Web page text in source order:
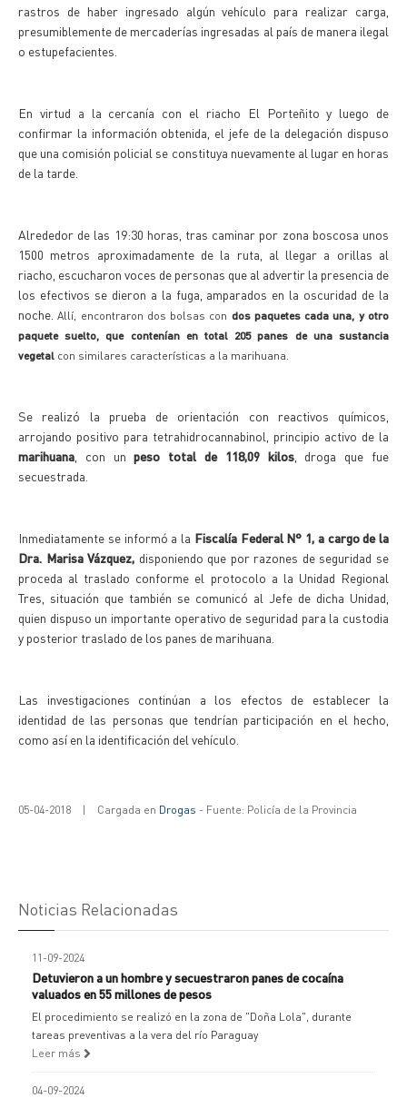
rastros de haber ingresado algún vehículo para realizar carga,
presumiblemente de mercaderías ingresadas al país de manera ilegal
o estupefacientes.
En virtud a la cercanía con el riacho El Porteñito y luego de
confirmar la información obtenida, el jefe de la delegación dispuso
que una comisión policial se constituya nuevamente al lugar en horas
de la tarde.
Alrededor de las 19:30 horas, tras caminar por zona boscosa unos
1500 metros aproximadamente de la ruta, al llegar a orillas al
riacho, escucharon voces de personas que al advertir la presencia de
los efectivos se dieron a la fuga, amparados en la oscuridad de la
noche.Allí, encontraron dos bolsas con dos paquetes cada una, y otro
paquete suelto, que contenían en total 205 panes de una sustancia
vegetal con similares características a la marihuana.
Se realizó la prueba de orientación con reactivos químicos,
arrojando positivo para tetrahidrocannabinol, principio activo de la
marihuana , con unpeso total de 118,09 kilos, droga que fue
secuestrada.
Inmediatamente se informó a la Fiscalía Federal N° 1, a cargo de la
Dra. Marisa Vázquez, disponiendo que por razones de seguridad se
proceda al traslado conforme el protocolo a la Unidad Regional
Tres, situación que también se comunicó al Jefe de dicha Unidad,
quien dispuso un importante operativo de seguridad para la custodia
y posterior traslado de los panes de marihuana.
Las investigaciones continúan a los efectos de establecer la
identidad de las personas que tendrían participación en el hecho,
como así en la identificación del vehículo.
05-04-2018 | Cargada en Drogas - Fuente: Policía de la Provincia
Noticias Relacionadas
11-09-2024
Detuvieron a un hombre y secuestraron panes de cocaína
valuados en 55 millones de pesos
El procedimiento se realizó en la zona de "Doña Lola", durante
tareas preventivas a la vera del río Paraguay
Leer más
04-09-2024